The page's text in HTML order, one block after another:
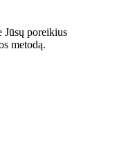
poreikius
metodą.